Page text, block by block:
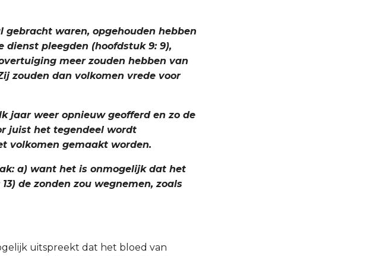
gebracht waren, opgehouden hebben
pleegden (hoofdstuk 9: 9),
meer zouden hebben van
zouden dan volkomen vrede voor
jaar weer opnieuw geofferd en zo de
juist het tegendeel wordt
volkomen gemaakt worden.
a) want het is onmogelijk dat het
de zonden zou wegnemen, zoals
uitspreekt dat het bloed van